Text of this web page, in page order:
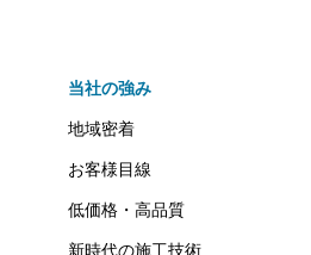
当社の強み
地域密着
お客様目線
低価格・高品質
新時代の施工技術